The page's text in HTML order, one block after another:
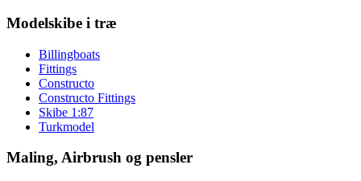
Modelskibe i træ
Billingboats
Fittings
Constructo
Constructo Fittings
Skibe 1:87
Turkmodel
Maling, Airbrush og pensler